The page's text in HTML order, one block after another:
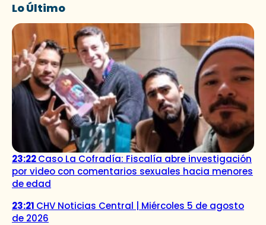
Lo Último
23:22Caso La Cofradía: Fiscalía abre investigación
por video con comentarios sexuales hacia menores
de edad
23:21 CHV Noticias Central | Miércoles 5 de agosto
de 2026